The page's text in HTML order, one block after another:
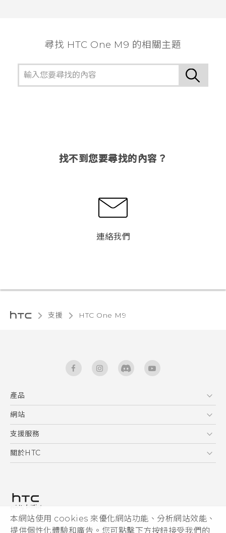
本網站使用 cookies 來優化網站功能、分析網站效能、
提供個性化體驗和廣告。您可點擊下方按鈕接受我們的
尋找 HTC One M9 的相關主題
找不到您要尋找的內容？
連絡我們
支援 HTC One M9‎
新功能(Android 7 Nougat)
產品
5G
智能手機
區塊鍊手機
網站
HTC Dev
HTC Research
支援服務
服務中心
關於HTC
私隱政策
產品安全
© 2011-2026 HTC Corporation